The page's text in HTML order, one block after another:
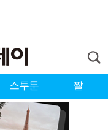
스투툰 짤